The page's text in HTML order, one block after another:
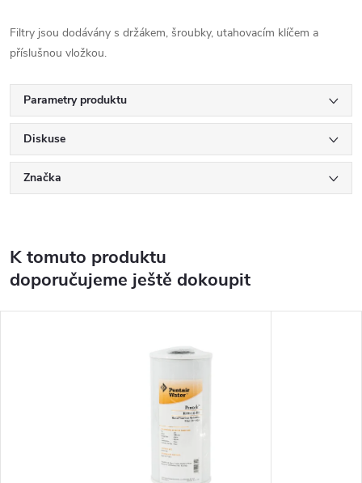
Filtry jsou dodávány s držákem, šroubky, utahovacím klíčem a
příslušnou vložkou.
Parametry produktu
Diskuse
Značka
K tomuto produktu
doporučujeme ještě dokoupit